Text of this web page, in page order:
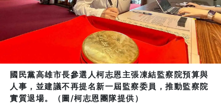
國民黨高雄市長參選人柯志恩主張凍結監察院預算與
人事，並建議不再提名新一屆監察委員，推動監察院
實質退場。（圖/柯志恩團隊提供）